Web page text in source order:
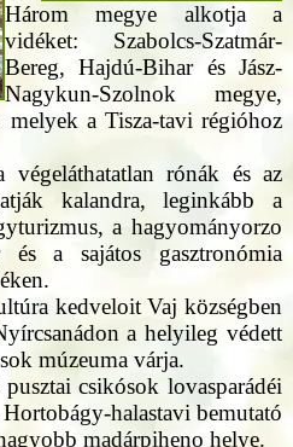
Három megye alkotja a
vidéket: Szabolcs-Szatmár-
Bereg, Hajdú-Bihar és Jász-
Nagykun-Szolnok megye,
melyek a Tisza-tavi régióhoz
rónák és az
kalandra, leginkább a
a hagyományorzo
a sajátos gasztronómia
kedveloit Vaj községben
a helyileg védett
múzeuma várja.
csikósok lovasparádéi
halastavi bemutató
madárpiheno helye.